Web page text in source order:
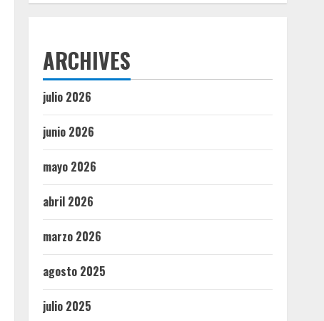
ARCHIVES
julio 2026
junio 2026
mayo 2026
abril 2026
marzo 2026
agosto 2025
julio 2025